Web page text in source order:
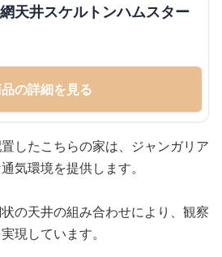
天井スケルトンハムスター
の詳細を見る
したこちらの家は、ジャンガリア
気環境を提供します。
の天井の組み合わせにより、観察
現しています。